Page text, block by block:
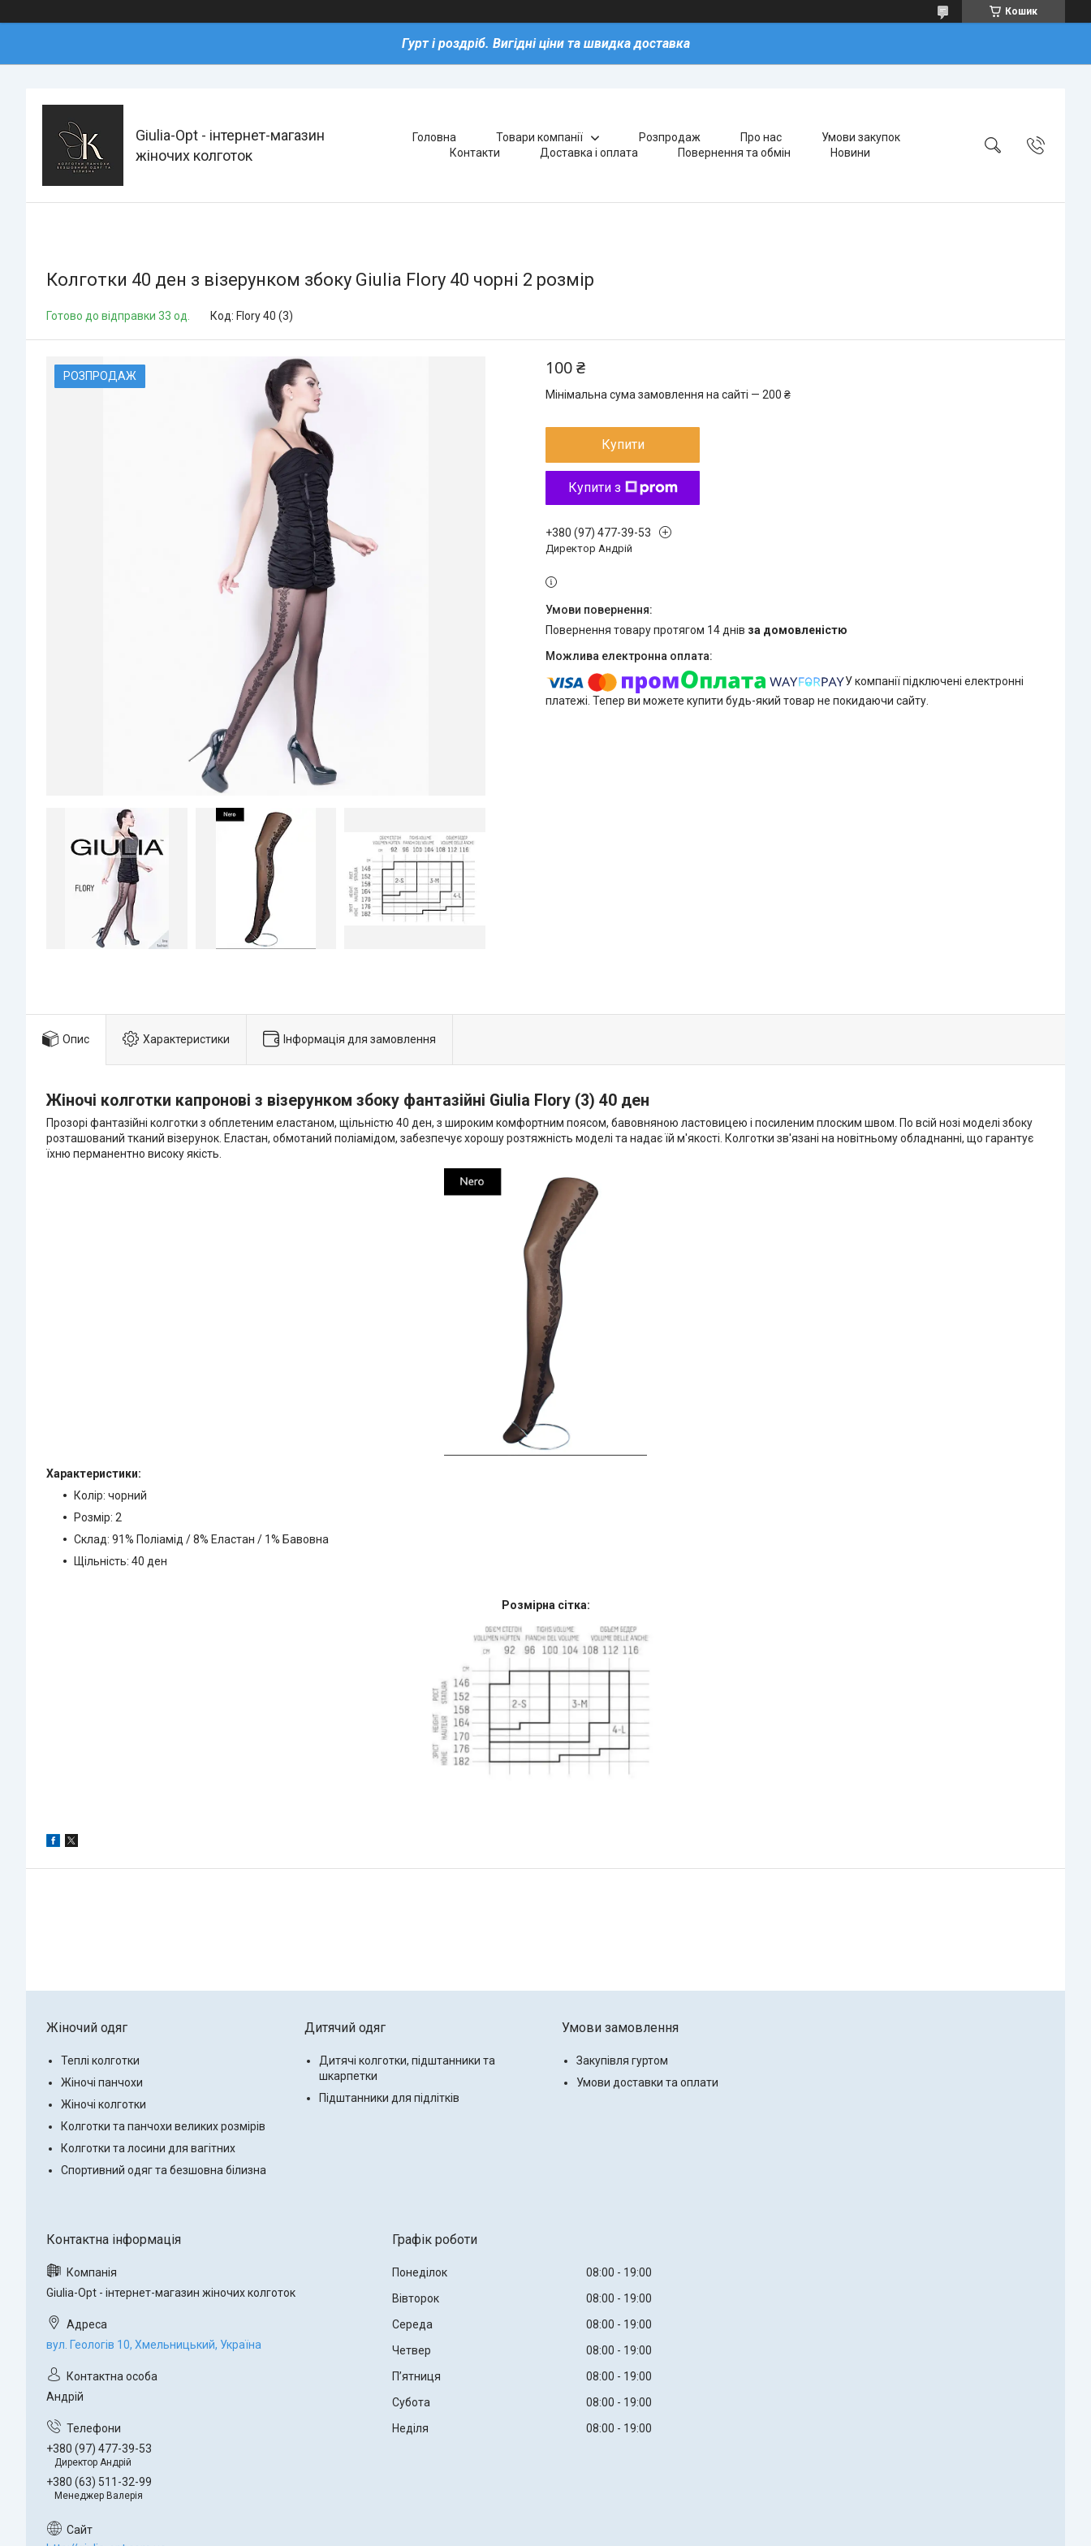
Кошик
Гурт і роздріб. Вигідні ціни та швидка доставка
Giulia-Opt - інтернет-магазин
жіночих колготок
Головна Товари компанії Розпродаж Про нас
Умови закупок
Контакти
Доставка і оплата Повернення та обмін Новини
Колготки 40 ден з візерунком збоку Giulia Flory 40 чорні 2 розмір
Готово до відправки 33 од. Код: Flory 40 (3)
РОЗПРОДАЖ 100 ₴
Мінімальна сума замовлення на сайті — 200 ₴
Купити
Купити з
+380 (97) 477-39-53
Директор Андрій
повернення товару протягом 14 днів за домовленістю
У компанії підключені електронні
платежі. Тепер ви можете купити будь-який товар не покидаючи сайту.
Опис Характеристики Інформація для замовлення
Жіночі колготки капронові з візерунком збоку фантазійні Giulia Flory (3) 40 ден
Прозорі фантазійні колготки з обплетеним еластаном, щільністю 40 ден, з широким комфортним поясом, бавовняною ластовицею і посиленим плоским швом. По всій нозі моделі збоку
розташований тканий візерунок. Еластан, обмотаний поліамідом, забезпечує хорошу розтяжність моделі та надає їй м'якості. Колготки зв'язані на новітньому обладнанні, що гарантує
їхню перманентно високу якість.
Характеристики:
Колір: чорний
Розмір: 2
Склад: 91% Поліамід / 8% Еластан / 1% Бавовна
Щільність: 40 ден
Розмірна сітка:
Жіночий одяг
Теплі колготки
Жіночі панчохи
Жіночі колготки
Колготки та панчохи великих розмірів
Колготки та лосини для вагітних
Спортивний одяг та безшовна білизна
Дитячий одяг
Дитячі колготки, підштанники та
шкарпетки
Підштанники для підлітків
Умови замовлення
Закупівля гуртом
Умови доставки та оплати
Giulia-Opt - інтернет-магазин жіночих колготок
вул. Геологів 10, Хмельницький, Україна
Андрій
+380 (97) 477-39-53
Директор Андрій
+380 (63) 511-32-99
Менеджер Валерія
Графік роботи
Понеділок 08:00
19:00
Вівторок
08:00
19:00
Середа
08:00
19:00
Четвер
08:00
19:00
Пʼятниця
08:00
19:00
Субота
08:00
19:00
Неділя
08:00 19:00